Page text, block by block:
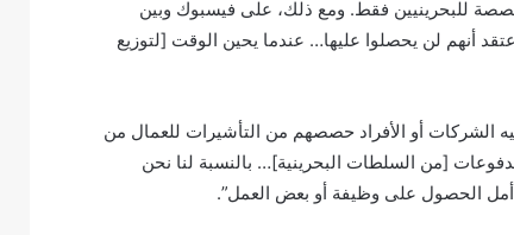
للبحرينيين فقط. ومع ذلك، على فيسبوك وبين
أنهم لن يحصلوا عليها… عندما يحين الوقت [لتوزيع
الشركات أو الأفراد حصصهم من التأشيرات للعمال من
[من السلطات البحرينية]… بالنسبة لنا نحن
أمل الحصول على وظيفة أو بعض العمل”.